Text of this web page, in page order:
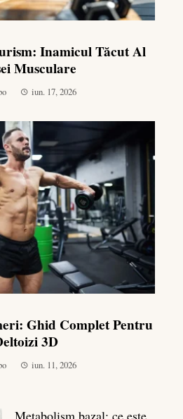
Inamicul Tăcut Al
Musculare
iun. 17, 2026
Ghid Complet Pentru
3D
iun. 11, 2026